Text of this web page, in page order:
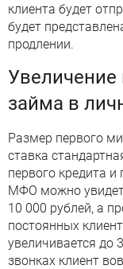
клиента будет
будет
продлении.
займа в
Размер первого
ставка
первого кредита
МФО можно
10 000 рублей, а
постоянных
увеличивается до
звонках клиент